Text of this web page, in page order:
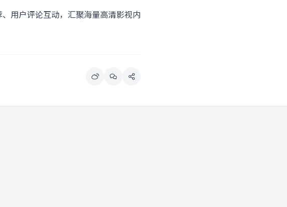
用户评论互动，汇聚海量高清影视内